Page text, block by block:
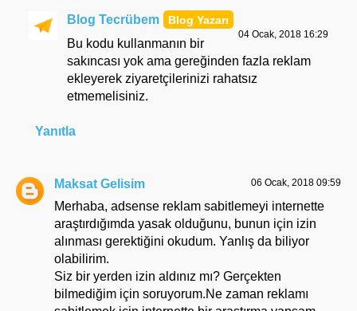
Blog Tecrübem
04 Ocak, 2018 16:29
Bu kodu kullanmanın bir
sakıncası yok ama gereğinden fazla reklam
ekleyerek ziyaretçilerinizi rahatsız
etmemelisiniz.
Yanıtla
Maksat Gelisim 06 Ocak, 2018 09:59
Merhaba, adsense reklam sabitlemeyi internette
araştırdığımda yasak olduğunu, bunun için izin
alınması gerektiğini okudum. Yanlış da biliyor
olabilirim.
Siz bir yerden izin aldınız mı? Gerçekten
bilmediğim için soruyorum.Ne zaman reklamı